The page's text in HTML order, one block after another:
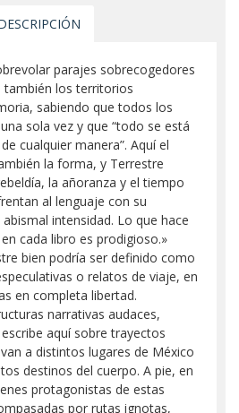
parajes sobrecogedores
también los territorios
sabiendo que todos los
sola vez y que “todo se está
cualquier manera”. Aquí el
la forma, y Terrestre
la añoranza y el tiempo
al lenguaje con su
intensidad. Lo que hace
cada libro es prodigioso.»
bien podría ser definido como
o relatos de viaje, en
en completa libertad.
narrativas audaces,
aquí sobre trayectos
a distintos lugares de México
destinos del cuerpo. A pie, en
protagonistas de estas
por rutas ignotas,